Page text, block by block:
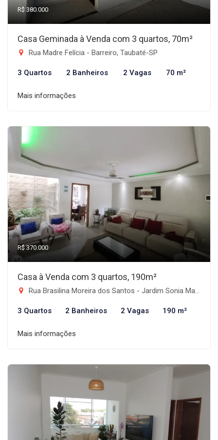
R$ 380.000
Casa Geminada à Venda com 3 quartos, 70m²
Rua Madre Felícia - Barreiro, Taubaté-SP
3 Quartos 2 Banheiros 2 Vagas 70 m²
Mais informações
R$ 370.000
Casa à Venda com 3 quartos, 190m²
Rua Brasilina Moreira dos Santos - Jardim Sonia Maria, Taubaté-SP
3 Quartos 2 Banheiros 2 Vagas 190 m²
Mais informações